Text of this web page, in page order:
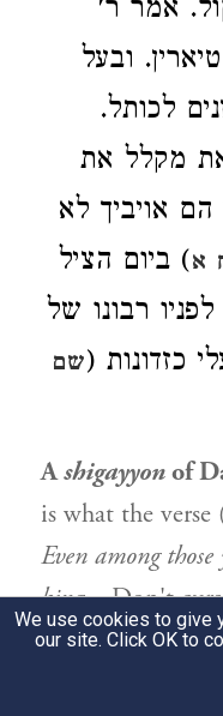
אמר ר'
ובעל
לכותל.
מקלל את
הם אויביך לא
א) ביום הציל
רבונו של
כזדונות (שם
Ashigayyonof
is what the verse
Even among
king...Don't
generation, and
in your
We use cookies to give
our site. Click OK to